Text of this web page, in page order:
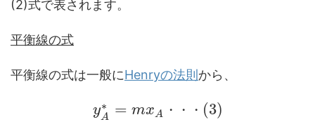
(2)式で表されます。
平衡線の式
平衡線の式は一般にHenryの法則 から、
y∗
A = mxA ・ ・ ・ (3)